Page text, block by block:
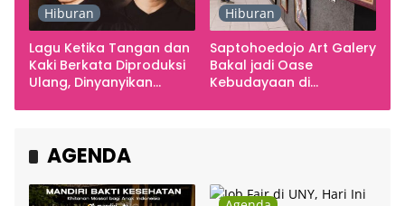
Hiburan
Lagu Ketika Tangan dan
Kaki Berkata Diproduksi
Ulang, Dinyanyikan
Hiburan
Saptohoedojo Art Galery
Bakal jadi Oase
Kebudayaan di
AGENDA